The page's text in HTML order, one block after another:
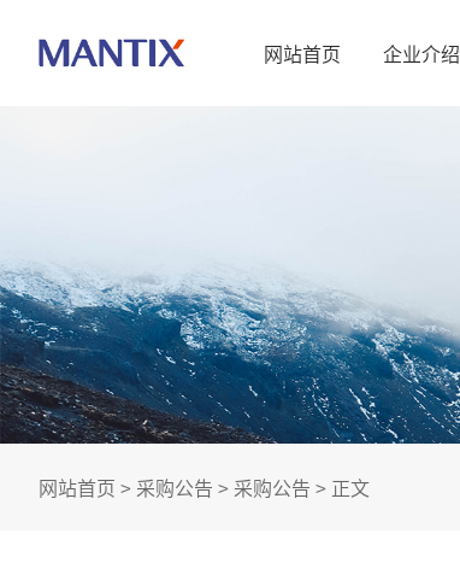
网站首页 企业介绍
网站首页 > 采购公告 > 采购公告 > 正文